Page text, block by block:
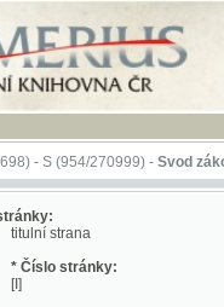
-S (954/270999)-Svod zákonův
strana
stránky: